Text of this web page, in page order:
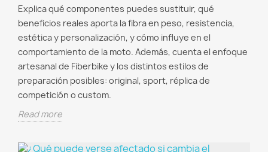
Explica qué componentes puedes sustituir, qué
beneficios reales aporta la fibra en peso, resistencia,
estética y personalización, y cómo influye en el
comportamiento de la moto. Además, cuenta el enfoque
artesanal de Fiberbike y los distintos estilos de
preparación posibles: original, sport, réplica de
competición o custom.
Read more